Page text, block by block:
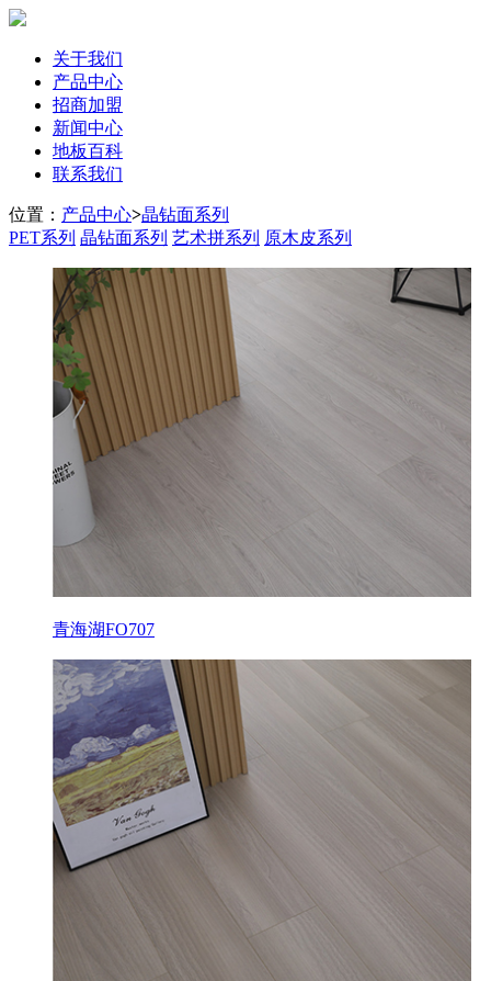
关于我们
产品中心
招商加盟
新闻中心
地板百科
联系我们
位置： 产品中心>晶钻面系列
PET系列 晶钻面系列 艺术拼系列 原木皮系列
青海湖FO707